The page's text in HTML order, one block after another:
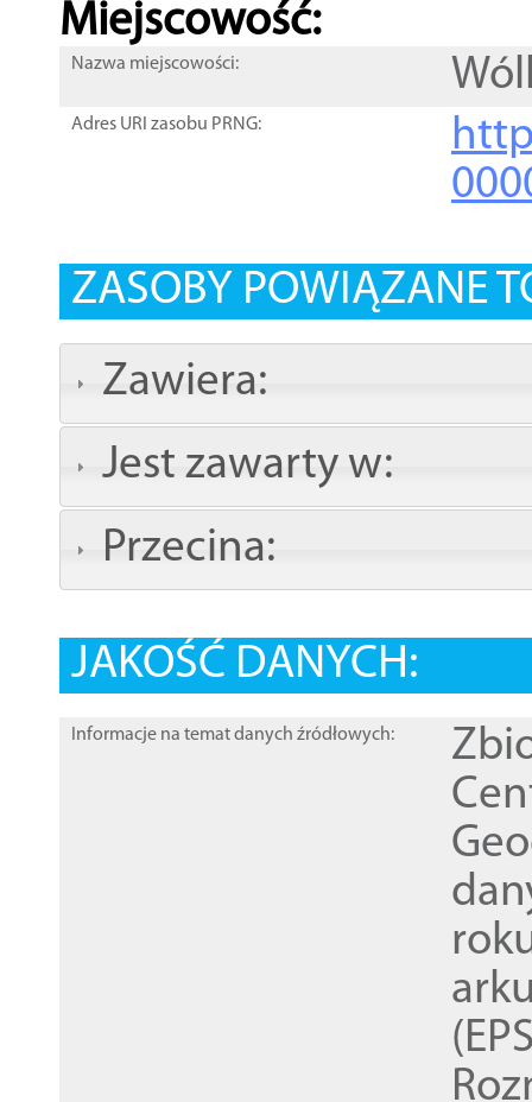
Miejscowość:
Nazwa miejscowości:
Adres URI zasobu PRNG:
ZASOBY POWIĄZANE
Zawiera:
Jest zawarty w:
Przecina:
JAKOŚĆ DANYCH:
Informacje na temat danych źródłowych: